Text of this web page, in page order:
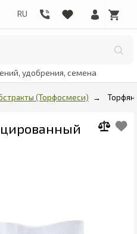
удобрения, семена
(Торфосмеси)